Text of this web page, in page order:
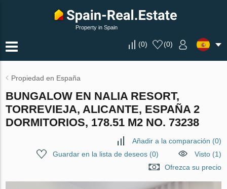
Property in Spain
(0) (0)
Propiedad en España
BUNGALOW EN NALIA RESORT,
TORREVIEJA, ALICANTE, ESPAÑA 2
DORMITORIOS, 178.51 M2 NO. 73238
Añadir a la comparación (0)
Guardar en la lista de deseos(0)
Visto (1)
Ofrezca su precio